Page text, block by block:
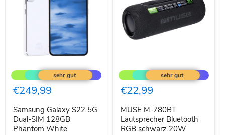
Galaxy
S22
5G
Dual-
128GB
Phantom
White
€249,99
Samsung Galaxy S22 5G
Dual-SIM 128GB
Phantom White
M-
780BT
Lautsprecher
Bluetooth
schwarz
20W
€22,99
MUSE M-780BT
Lautsprecher Bluetooth
RGB schwarz 20W